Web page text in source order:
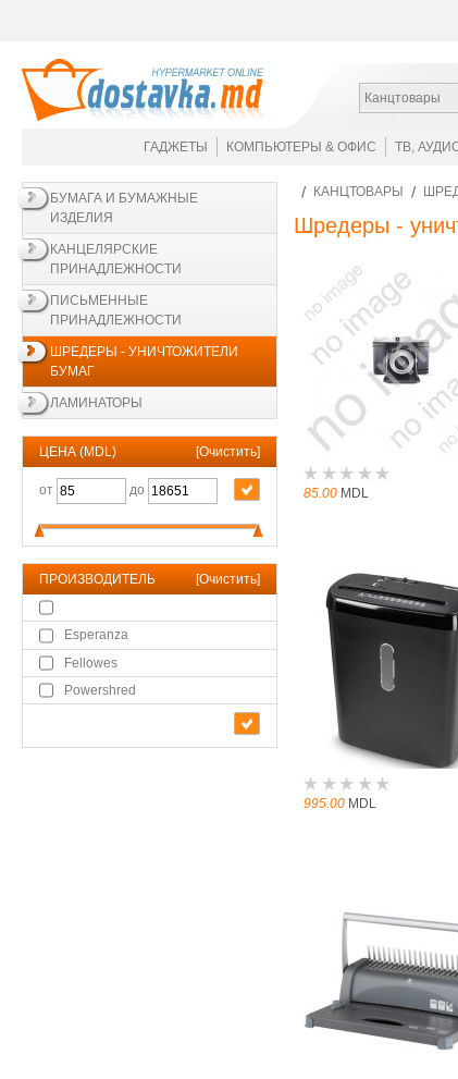
Канцтовары
ГАДЖЕТЫ КОМПЬЮТЕРЫ & ОФИС ТВ,
БУМАГА И БУМАЖНЫЕ
ИЗДЕЛИЯ
КАНЦЕЛЯРСКИЕ
ПРИНАДЛЕЖНОСТИ
ПИСЬМЕННЫЕ
ПРИНАДЛЕЖНОСТИ
ШРЕДЕРЫ - УНИЧТОЖИТЕЛИ
БУМАГ
ЛАМИНАТОРЫ
ЦЕНА (MDL) [Очистить]
от до
ПРОИЗВОДИТЕЛЬ [Очистить]
Esperanza
Fellowes
Powershred
КАНЦТОВАРЫ
Шредеры -
85.00 MDL
995.00 MDL